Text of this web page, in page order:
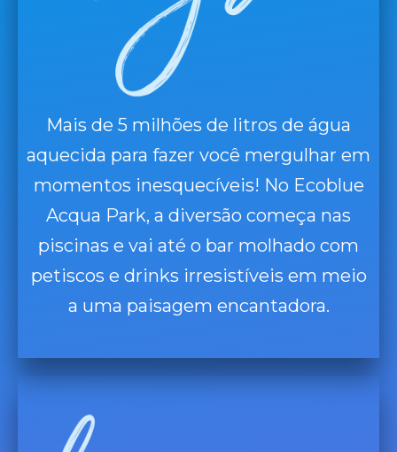
Mais de 5 milhões de litros de água
aquecida para fazer você mergulhar em
momentos inesquecíveis! No Ecoblue
Acqua Park, a diversão começa nas
piscinas e vai até o bar molhado com
petiscos e drinks irresistíveis em meio
a uma paisagem encantadora.